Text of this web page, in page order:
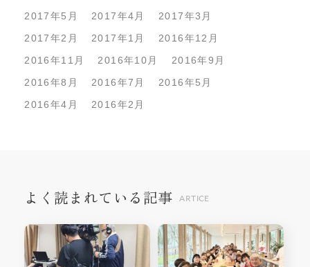
2017年5月
2017年4月
2017年3月
2017年2月
2017年1月
2016年12月
2016年11月
2016年10月
2016年9月
2016年8月
2016年7月
2016年5月
2016年4月
2016年2月
よく読まれている記事 ARTICE